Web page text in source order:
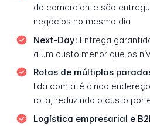
do comerciante são
negócios no mesmo dia
Next-Day: Entrega
a um custo menor que os
Rotas de múltiplas
lida com até cinco
rota, reduzindo o custo por
Logística empresarial e